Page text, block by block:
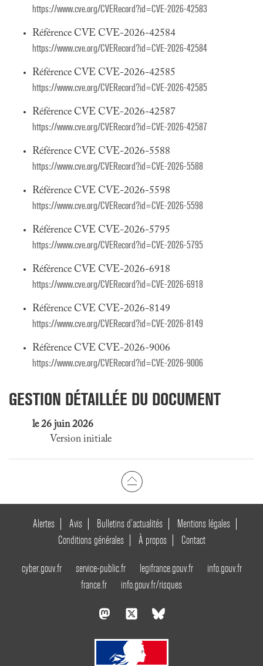
https://www.cve.org/CVERecord?id=CVE-2026-42583
Référence CVE CVE-2026-42584
https://www.cve.org/CVERecord?id=CVE-2026-42584
Référence CVE CVE-2026-42585
https://www.cve.org/CVERecord?id=CVE-2026-42585
Référence CVE CVE-2026-42587
https://www.cve.org/CVERecord?id=CVE-2026-42587
Référence CVE CVE-2026-5588
https://www.cve.org/CVERecord?id=CVE-2026-5588
Référence CVE CVE-2026-5598
https://www.cve.org/CVERecord?id=CVE-2026-5598
Référence CVE CVE-2026-5795
https://www.cve.org/CVERecord?id=CVE-2026-5795
Référence CVE CVE-2026-6918
https://www.cve.org/CVERecord?id=CVE-2026-6918
Référence CVE CVE-2026-8149
https://www.cve.org/CVERecord?id=CVE-2026-8149
Référence CVE CVE-2026-9006
https://www.cve.org/CVERecord?id=CVE-2026-9006
GESTION DÉTAILLÉE DU DOCUMENT
le 26 juin 2026
Version initiale
Alertes Avis Bulletins d’actualités
Mentions légales
Conditions générales
À propos Contact
cyber.gouv.fr service-public.fr legifrance.gouv.fr
info.gouv.fr
france.fr
info.gouv.fr/risques